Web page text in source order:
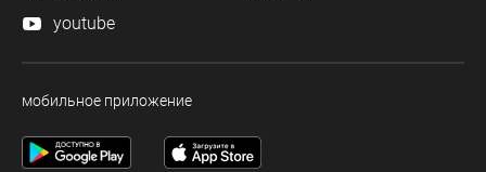
youtube
мобильное приложение